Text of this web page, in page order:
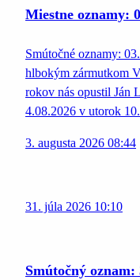
Miestne oznamy:
Smútočné oznamy:
hlbokým zármutkom
rokov nás opustil Ján
4.08.2026 v utorok
3. augusta 2026 08:44
31. júla 2026 10:10
Smútočný oznam: